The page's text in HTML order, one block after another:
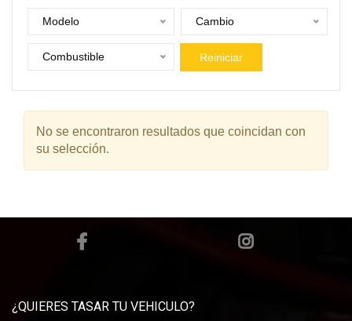
Modelo Cambio
Combustible Reiniciar
No se encontraron resultados que coincidan con
su selección.
¿QUIERES TASAR TU VEHICULO?